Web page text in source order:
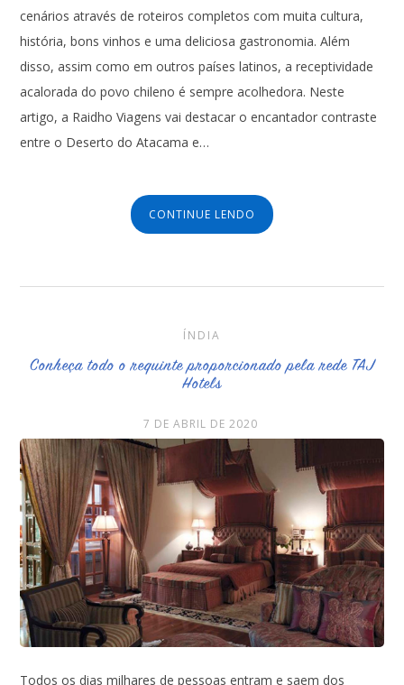
cenários através de roteiros completos com muita cultura,
história, bons vinhos e uma deliciosa gastronomia. Além
disso, assim como em outros países latinos, a receptividade
acalorada do povo chileno é sempre acolhedora. Neste
artigo, a Raidho Viagens vai destacar o encantador contraste
entre o Deserto do Atacama e…
CONTINUE LENDO
ÍNDIA
Conheça todo o requinte proporcionado pela rede TAJ
Hotels
7 DE ABRIL DE 2020
Todos os dias milhares de pessoas entram e saem dos